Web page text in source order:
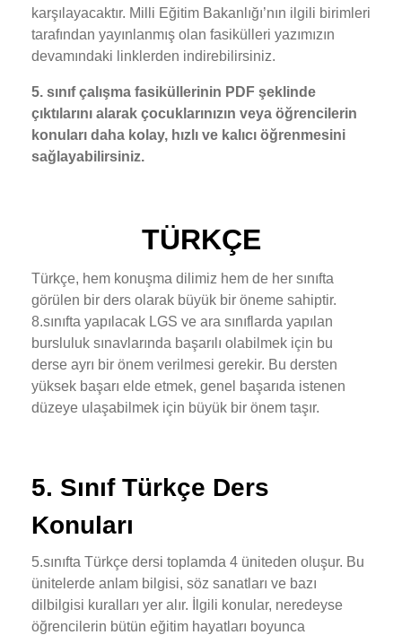
karşılayacaktır. Milli Eğitim Bakanlığı’nın ilgili birimleri
tarafından yayınlanmış olan fasikülleri yazımızın
devamındaki linklerden indirebilirsiniz.
5. sınıf çalışma fasiküllerinin PDF şeklinde
çıktılarını alarak çocuklarınızın veya öğrencilerin
konuları daha kolay, hızlı ve kalıcı öğrenmesini
sağlayabilirsiniz.
TÜRKÇE
Türkçe, hem konuşma dilimiz hem de her sınıfta
görülen bir ders olarak büyük bir öneme sahiptir.
8.sınıfta yapılacak LGS ve ara sınıflarda yapılan
bursluluk sınavlarında başarılı olabilmek için bu
derse ayrı bir önem verilmesi gerekir. Bu dersten
yüksek başarı elde etmek, genel başarıda istenen
düzeye ulaşabilmek için büyük bir önem taşır.
5. Sınıf Türkçe Ders
Konuları
5.sınıfta Türkçe dersi toplamda 4 üniteden oluşur. Bu
ünitelerde anlam bilgisi, söz sanatları ve bazı
dilbilgisi kuralları yer alır. İlgili konular, neredeyse
öğrencilerin bütün eğitim hayatları boyunca